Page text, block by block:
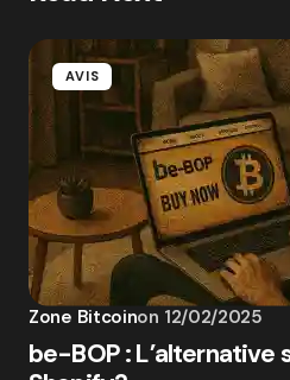
AVIS
Zone Bitcoinon 12/02/2025
be-BOP : L’alternative